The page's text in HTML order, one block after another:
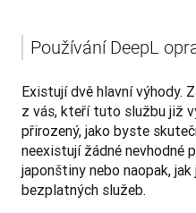
Používání DeepL
Existují dvě hlavní výhody.
z vás, kteří tuto službu již
přirozený, jako byste
neexistují žádné nevhodné
japonštiny nebo naopak,
bezplatných služeb.